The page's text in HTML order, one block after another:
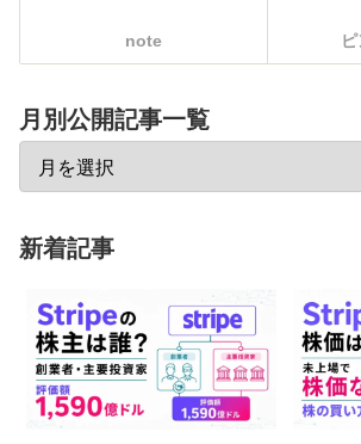
note
月別公開記事一覧
新着記事